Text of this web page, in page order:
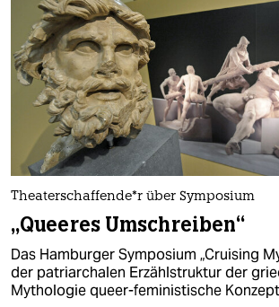
Thea­ter­schaf­fen­de*r über Symposium
„Queeres Umschreiben“
Das Hamburger Symposium „Cruising
der patriarchalen Erzählstruktur der
Mythologie queer-feministische